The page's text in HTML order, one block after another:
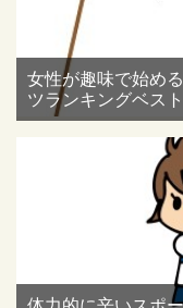
女性が趣味で始め
ツランキングベス